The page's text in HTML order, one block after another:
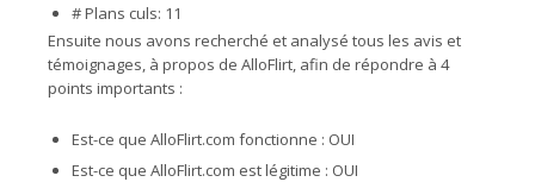
# Plans culs: 11
Ensuite nous avons recherché et analysé tous les avis et
témoignages, à propos de AlloFlirt, afin de répondre à 4
points importants :
Est-ce que AlloFlirt.com fonctionne : OUI
Est-ce que AlloFlirt.com est légitime : OUI